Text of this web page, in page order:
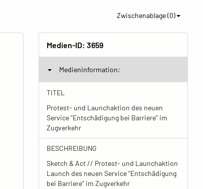
Zwischenablage (0)
Medien-ID: 3659
Medieninformation:
TITEL
Protest- und Launchaktion des neuen
Service "Entschädigung bei Barriere" im
Zugverkehr
BESCHREIBUNG
Sketch & Act // Protest- und Launchaktion
Launch des neuen Service "Entschädigung
bei Barriere" im Zugverkehr